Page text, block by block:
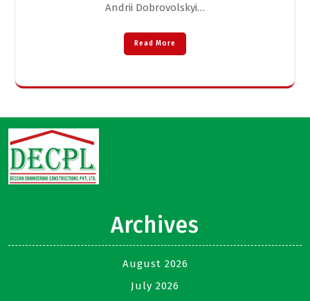
Andrii Dobrovolskyi…
Read More
Archives
August 2026
July 2026